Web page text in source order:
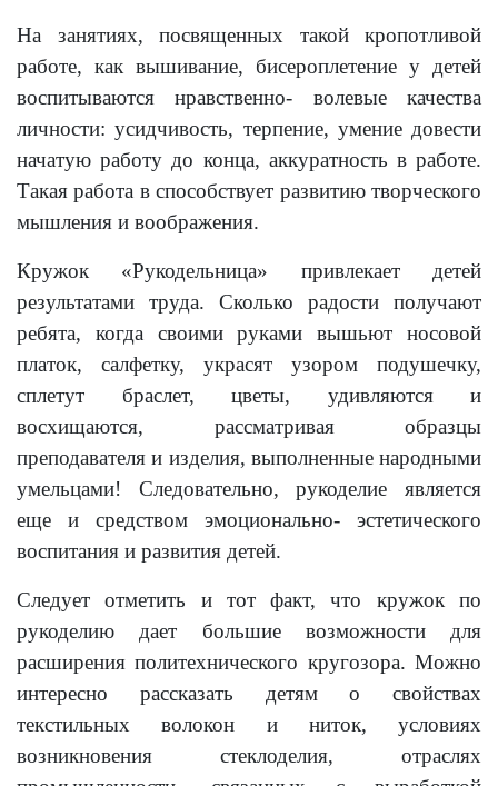
На занятиях, посвященных такой кропотливой
работе, как вышивание, бисероплетение у детей
воспитываются нравственно- волевые качества
личности: усидчивость, терпение, умение довести
начатую работу до конца, аккуратность в работе.
Такая работа в способствует развитию творческого
мышления и воображения.
Кружок «Рукодельница» привлекает детей
результатами труда. Сколько радости получают
ребята, когда своими руками вышьют носовой
платок, салфетку, украсят узором подушечку,
сплетут браслет, цветы, удивляются и
восхищаются, рассматривая образцы
преподавателя и изделия, выполненные народными
умельцами! Следовательно, рукоделие является
еще и средством эмоционально- эстетического
воспитания и развития детей.
Следует отметить и тот факт, что кружок по
рукоделию дает большие возможности для
расширения политехнического кругозора. Можно
интересно рассказать детям о свойствах
текстильных волокон и ниток, условиях
возникновения стеклоделия, отраслях